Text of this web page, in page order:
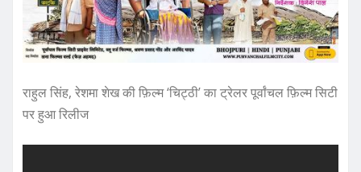
राहुल सिंह, रेशमा शेख की फ़िल्म ‘चिट्ठी’ का ट्रेलर पूर्वांचल फ़िल्म सिटी
पर हुआ रिलीज